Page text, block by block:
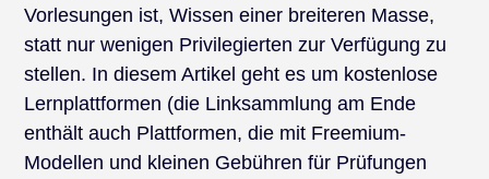
Vorlesungen ist, Wissen einer breiteren Masse,
statt nur wenigen Privilegierten zur Verfügung zu
stellen. In diesem Artikel geht es um kostenlose
Lernplattformen (die Linksammlung am Ende
enthält auch Plattformen, die mit Freemium-
Modellen und kleinen Gebühren für Prüfungen